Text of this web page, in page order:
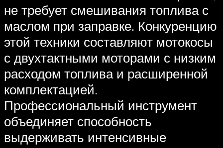
не требует смешивания топлива с
маслом при заправке. Конкуренцию
этой техники составляют мотокосы
с двухтактными моторами с низким
расходом топлива и расширенной
комплектацией.
Профессиональный инструмент
объединяет способность
выдерживать интенсивные